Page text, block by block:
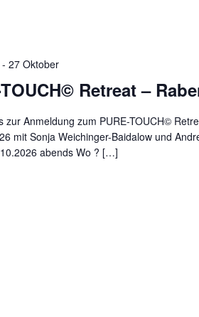
27 Oktober
Retreat –
zur Anmeldung zum PURE-TOUCH©
mit Sonja Weichinger-Baidalow und
abends Wo ? […]